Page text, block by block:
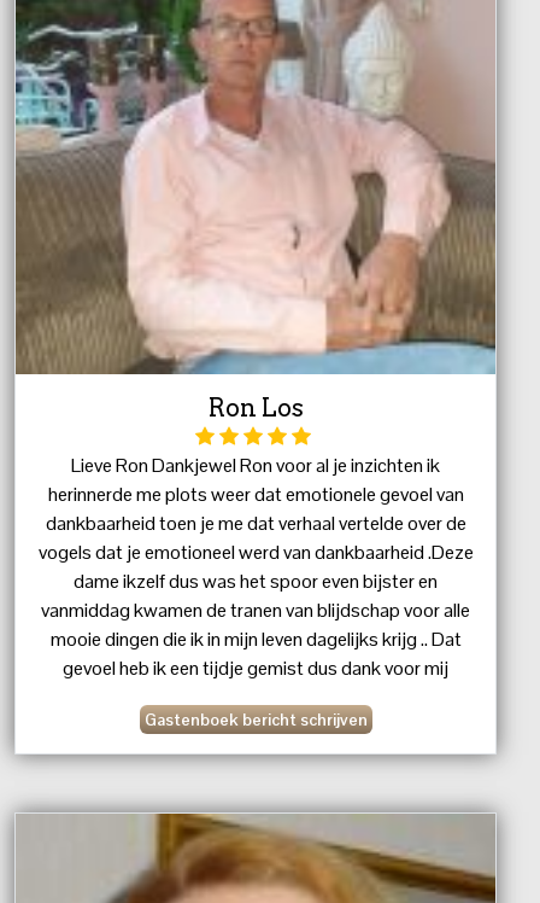
Ron Los
Lieve Ron Dankjewel Ron voor al je inzichten ik
herinnerde me plots weer dat emotionele gevoel van
dankbaarheid toen je me dat verhaal vertelde over de
vogels dat je emotioneel werd van dankbaarheid .Deze
dame ikzelf dus was het spoor even bijster en
vanmiddag kwamen de tranen van blijdschap voor alle
mooie dingen die ik in mijn leven dagelijks krijg .. Dat
gevoel heb ik een tijdje gemist dus dank voor mij
Gastenboek bericht schrijven